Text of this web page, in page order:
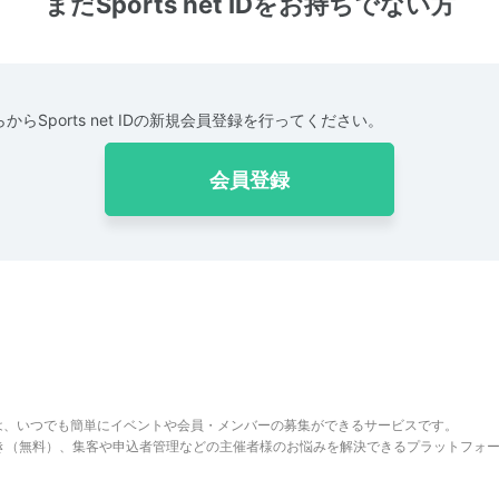
からSports net IDの新規会員登録を行ってください。
会員登録
いつでも簡単にイベントや会員・メンバーの募集ができるサービスです。
無料）、集客や申込者管理などの主催者様のお悩みを解決できるプラットフォー